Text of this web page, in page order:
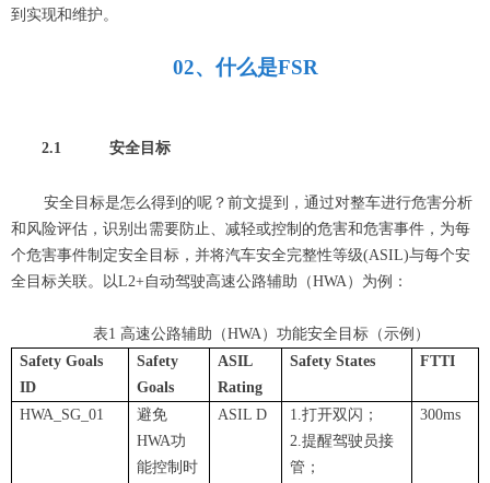
到实现和维护。
02、 什么是FSR
2.1 安全目标
安全目标是怎么得到的呢？前文提到，通过对整车进行危害分析
和风险评估，识别出需要防止、减轻或控制的危害和危害事件，为每
个危害事件制定安全目标，并将汽车安全完整性等级(ASIL)与每个安
全目标关联。
以L2+自动驾驶高速公路辅助（HWA） 为例：
表1 高速公路辅助（HWA）功能安全目标（示例）
Safety Goals
ID
Safety
Goals
ASIL
Rating
Safety States FTTI
HWA_SG_01
避免
HWA功
能控制时
ASIL D
1.打开双闪；
2.提醒驾驶员接
管；
300ms